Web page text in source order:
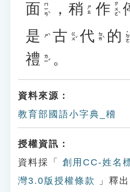
面 ㄇㄧㄢˋ ， 稍 ㄕㄠ 作 ㄗㄨㄛˋ
是
ㄕˋ 古 ㄍㄨˇ 代 ㄉㄞˋ 的 ˙ㄉㄜ
禮 ㄌㄧˇ 。
資料來源：
教育部國語小字典_稽
授權資訊：
資料採「
創用CC-姓名
灣3.0版授權條款
」釋出